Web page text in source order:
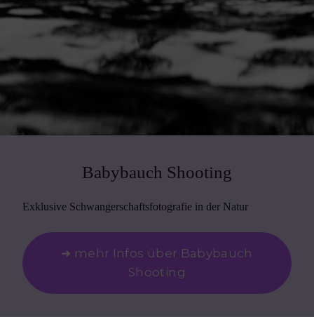
Babybauch Shooting
Exklusive Schwangerschaftsfotografie in der Natur
➜ mehr Infos über Babybauch
Shooting